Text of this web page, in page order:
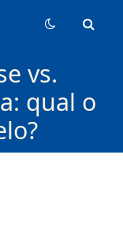
vs.
qual o